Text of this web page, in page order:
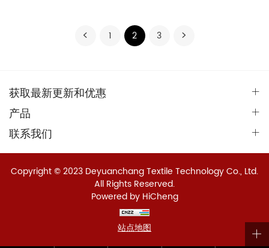
1 2 3
获取最新更新和优惠
产品
联系我们
Copyright © 2023 Deyuanchang Textile Technology Co., Ltd.
All Rights Reserved.
Powered by HiCheng
站点地图